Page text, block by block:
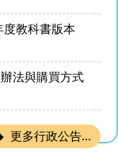
度教科書版本
法與購買方式
更多行政公告...